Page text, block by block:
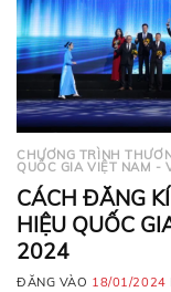
CHƯƠNG TRÌNH
QUỐC GIA VIỆT NAM -
CÁCH ĐĂNG
HIỆU QUỐC
2024
ĐĂNG VÀO 18/01/2024